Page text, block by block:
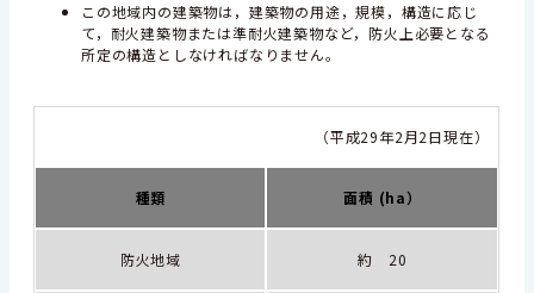
この地域内の建築物は，建築物の用途，規模，構造に応じ
て，耐火建築物または準耐火建築物など，防火上必要となる
所定の構造としなければなりません。
（平成29年2月2日現在）
種類 面積 (ha）
防火地域 約 20